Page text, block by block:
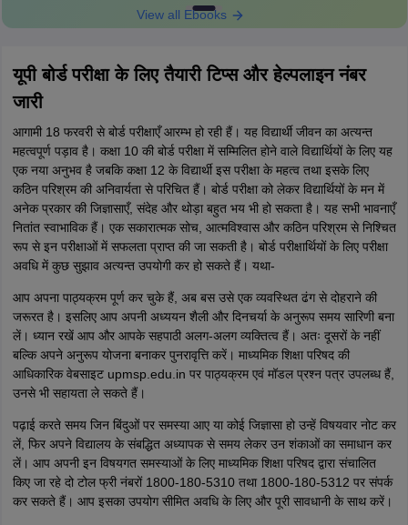
View all Ebooks
यूपी बोर्ड परीक्षा के लिए तैयारी टिप्स और हेल्पलाइन नंबर
जारी
आगामी 18 फरवरी से बोर्ड परीक्षाएँ आरम्भ हो रही हैं। यह विद्यार्थी जीवन का अत्यन्त
महत्वपूर्ण पड़ाव है। कक्षा 10 की बोर्ड परीक्षा में सम्मिलित होने वाले विद्यार्थियों के लिए यह
एक नया अनुभव है जबकि कक्षा 12 के विद्यार्थी इस परीक्षा के महत्व तथा इसके लिए
कठिन परिश्रम की अनिवार्यता से परिचित हैं। बोर्ड परीक्षा को लेकर विद्यार्थियों के मन में
अनेक प्रकार की जिज्ञासाएँ, संदेह और थोड़ा बहुत भय भी हो सकता है। यह सभी भावनाएँ
नितांत स्वाभाविक हैं। एक सकारात्मक सोच, आत्मविश्वास और कठिन परिश्रम से निश्चित
रूप से इन परीक्षाओं में सफलता प्राप्त की जा सकती है। बोर्ड परीक्षार्थियों के लिए परीक्षा
अवधि में कुछ सुझाव अत्यन्त उपयोगी कर हो सकते हैं। यथा-
आप अपना पाठ्यक्रम पूर्ण कर चुके हैं, अब बस उसे एक व्यवस्थित ढंग से दोहराने की
जरूरत है। इसलिए आप अपनी अध्ययन शैली और दिनचर्या के अनुरूप समय सारिणी बना
लें। ध्यान रखें आप और आपके सहपाठी अलग-अलग व्यक्तित्व हैं। अतः दूसरों के नहीं
बल्कि अपने अनुरूप योजना बनाकर पुनरावृत्ति करें। माध्यमिक शिक्षा परिषद की
आधिकारिक वेबसाइट upmsp.edu.in पर पाठ्यक्रम एवं मॉडल प्रश्न पत्र उपलब्ध हैं,
उनसे भी सहायता ले सकते हैं।
पढ़ाई करते समय जिन बिंदुओं पर समस्या आए या कोई जिज्ञासा हो उन्हें विषयवार नोट कर
लें, फिर अपने विद्यालय के संबद्धित अध्यापक से समय लेकर उन शंकाओं का समाधान कर
लें। आप अपनी इन विषयगत समस्याओं के लिए माध्यमिक शिक्षा परिषद द्वारा संचालित
किए जा रहे दो टोल फ्री नंबरों 1800-180-5310 तथा 1800-180-5312 पर संपर्क
कर सकते हैं। आप इसका उपयोग सीमित अवधि के लिए और पूरी सावधानी के साथ करें।